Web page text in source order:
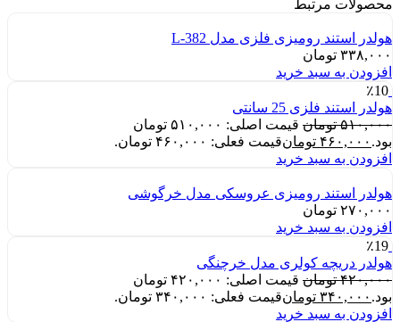
محصولات مرتبط
هولدر استند رومیزی فلزی مدل L-382
۳۳۸,۰۰۰ تومان
افزودن به سبد خرید
٪10
هولدر استند فلزی 25 سانتی
۵۱۰,۰۰۰ تومان
قیمت اصلی: ۵۱۰,۰۰۰ تومان
بود. ۴۶۰,۰۰۰ تومانقیمت فعلی: ۴۶۰,۰۰۰ تومان.
افزودن به سبد خرید
هولدر استند رومیزی عروسکی مدل خرگوشی
۲۷۰,۰۰۰ تومان
افزودن به سبد خرید
٪19
هولدر دریچه کولری مدل خرچنگی
۴۲۰,۰۰۰ تومان
قیمت اصلی: ۴۲۰,۰۰۰ تومان
بود. ۳۴۰,۰۰۰ تومانقیمت فعلی: ۳۴۰,۰۰۰ تومان.
افزودن به سبد خرید